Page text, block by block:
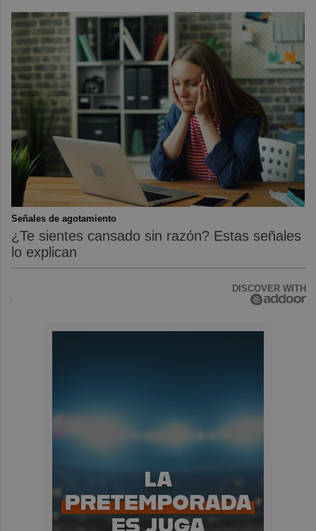
Señales de agotamiento
¿Te sientes cansado sin razón? Estas señales
lo explican
DISCOVER WITH